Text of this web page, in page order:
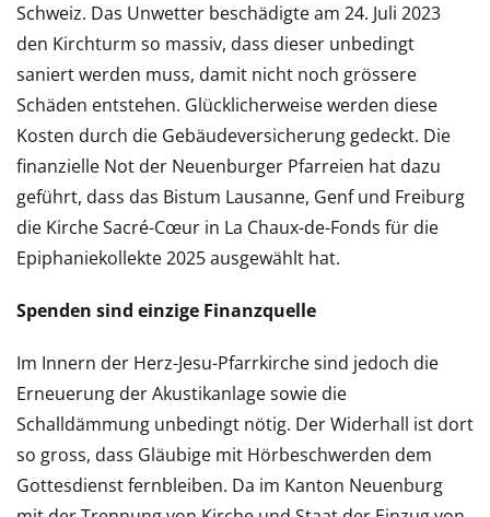
Schweiz. Das Unwetter beschädigte am 24. Juli 2023
den Kirchturm so massiv, dass dieser unbedingt
saniert werden muss, damit nicht noch grössere
Schäden entstehen. Glücklicherweise werden diese
Kosten durch die Gebäudeversicherung gedeckt. Die
finanzielle Not der Neuenburger Pfarreien hat dazu
geführt, dass das Bistum Lausanne, Genf und Freiburg
die Kirche Sacré-Cœur in La Chaux-de-Fonds für die
Epiphaniekollekte 2025 ausgewählt hat.
Spenden sind einzige Finanzquelle
Im Innern der Herz-Jesu-Pfarrkirche sind jedoch die
Erneuerung der Akustikanlage sowie die
Schalldämmung unbedingt nötig. Der Widerhall ist dort
so gross, dass Gläubige mit Hörbeschwerden dem
Gottesdienst fernbleiben. Da im Kanton Neuenburg